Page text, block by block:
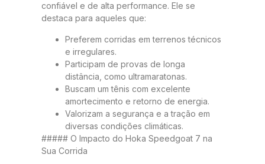
confiável e de alta performance. Ele se
destaca para aqueles que:
Preferem corridas em terrenos técnicos
e irregulares.
Participam de provas de longa
distância, como ultramaratonas.
Buscam um tênis com excelente
amortecimento e retorno de energia.
Valorizam a segurança e a tração em
diversas condições climáticas.
##### O Impacto do Hoka Speedgoat 7 na
Sua Corrida